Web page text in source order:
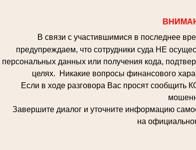
В связи с участившимися в последнее
предупреждаем, что сотрудники суда НЕ
персональных данных или получения кода,
целях. Никакие вопросы финансового
Если в ходе разговора Вас просят сообщить
Завершите диалог и уточните информацию
на